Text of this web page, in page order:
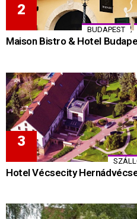
BUDAPEST ,
Maison Bistro & Hotel
Hotel Vécsecity